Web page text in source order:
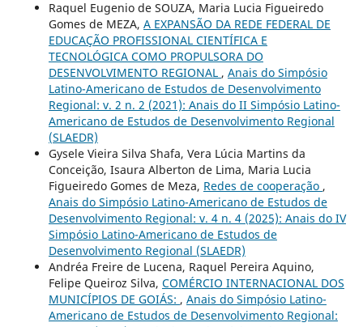
Raquel Eugenio de SOUZA, Maria Lucia Figueiredo
Gomes de MEZA, A EXPANSÃO DA REDE FEDERAL DE
EDUCAÇÃO PROFISSIONAL CIENTÍFICA E
TECNOLÓGICA COMO PROPULSORA DO
DESENVOLVIMENTO REGIONAL , Anais do Simpósio
Latino-Americano de Estudos de Desenvolvimento
Regional: v. 2 n. 2 (2021): Anais do II Simpósio Latino-
Americano de Estudos de Desenvolvimento Regional
(SLAEDR)
Gysele Vieira Silva Shafa, Vera Lúcia Martins da
Conceição, Isaura Alberton de Lima, Maria Lucia
Figueiredo Gomes de Meza, Redes de cooperação ,
Anais do Simpósio Latino-Americano de Estudos de
Desenvolvimento Regional: v. 4 n. 4 (2025): Anais do IV
Simpósio Latino-Americano de Estudos de
Desenvolvimento Regional (SLAEDR)
Andréa Freire de Lucena, Raquel Pereira Aquino,
Felipe Queiroz Silva, COMÉRCIO INTERNACIONAL DOS
MUNICÍPIOS DE GOIÁS: , Anais do Simpósio Latino-
Americano de Estudos de Desenvolvimento Regional: